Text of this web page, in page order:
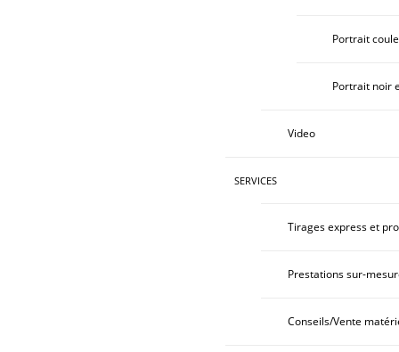
Portrait
Portrait noir
Video
SERVICES
Tirages express et pro
Prestations sur-
Conseils/Vente